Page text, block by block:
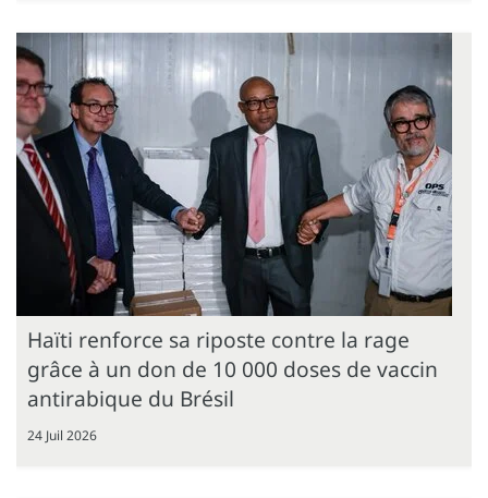
Haïti renforce sa riposte contre la rage
grâce à un don de 10 000 doses de vaccin
antirabique du Brésil
24 Juil 2026